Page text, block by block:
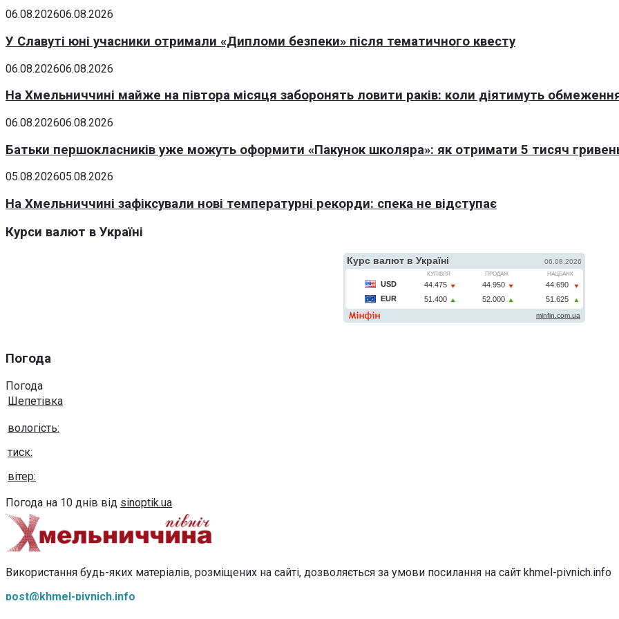
06.08.202606.08.2026
У Славуті юні учасники отримали «Дипломи безпеки» після тематичного квесту
06.08.202606.08.2026
На Хмельниччині майже на півтора місяця заборонять ловити раків: коли діятимуть
06.08.202606.08.2026
Батьки першокласників уже можуть оформити «Пакунок школяра»: як отримати 5 тисяч
05.08.202605.08.2026
На Хмельниччині зафіксували нові температурні рекорди: спека не відступає
Курси валют в Україні
Погода
Погода
Шепетівка
вологість:
тиск:
вітер:
Погода на 10 днів від sinoptik.ua
Використання будь-яких матеріалів, розміщених на сайті, дозволяється за умови посилання на сайт khmel-pivnich.info
post@khmel-pivnich.info